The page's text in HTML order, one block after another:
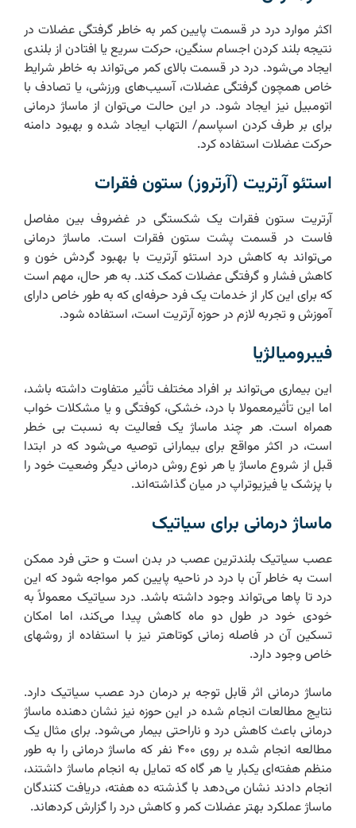
اکثر موارد درد در قسمت پایین کمر به خاطر گرفتگی عضلات در
نتیجه بلند کردن اجسام سنگین، حرکت سریع یا افتادن از بلندی
ایجاد می‌شود. درد در قسمت بالای کمر می‌تواند به خاطر شرایط
خاص همچون گرفتگی عضلات، آسیب‌های ورزشی، یا تصادف با
اتومبیل نیز ایجاد شود. در این حالت می‌توان از ماساژ درمانی
برای بر طرف کردن اسپاسم/ التهاب ایجاد شده و بهبود دامنه
حرکت عضلات استفاده کرد.
استئو آرتریت (آرتروز) ستون فقرات
آرتریت ستون فقرات یک شکستگی در غضروف بین مفاصل
فاست در قسمت پشت ستون فقرات است. ماساژ درمانی
می‌تواند به کاهش درد استئو آرتریت با بهبود گردش خون و
کاهش فشار و گرفتگی عضلات کمک کند. به هر حال، مهم است
که برای این کار از خدمات یک فرد حرفه‌ای که به طور خاص دارای
آموزش و تجربه لازم در حوزه آرتریت است، استفاده شود.
فیبرومیالژیا
این بیماری می‌تواند بر افراد مختلف تأثیر متفاوت داشته باشد،
اما این تأثیرمعمولا با درد، خشکی، کوفتگی و یا مشکلات خواب
همراه است. هر چند ماساژ یک فعالیت به نسبت بی خطر
است، در اکثر مواقع برای بیمارانی توصیه می‌شود که در ابتدا
قبل از شروع ماساژ یا هر نوع روش درمانی دیگر وضعیت خود را
با پزشک یا فیزیوتراپ در میان گذاشته‌اند.
ماساژ درمانی برای سیاتیک
عصب سیاتیک بلندترین عصب در بدن است و حتی فرد ممکن
است به خاطر آن با درد در ناحیه پایین کمر مواجه شود که این
درد تا پاها می‌تواند وجود داشته باشد. درد سیاتیک معمولاً به
خودی خود در طول دو ماه کاهش پیدا می‌کند، اما امکان
تسکین آن در فاصله زمانی کوتاهتر نیز با استفاده از روشهای
خاص وجود دارد.
ماساژ درمانی اثر قابل توجه بر درمان درد عصب سیاتیک دارد.
نتایج مطالعات انجام شده در این حوزه نیز نشان دهنده ماساژ
درمانی باعث کاهش درد و ناراحتی بیمار می‌شود. برای مثال یک
مطالعه انجام شده بر روی ۴۰۰ نفر که ماساژ درمانی را به طور
منظم هفته‌ای یکبار یا هر گاه که تمایل به انجام ماساژ داشتند،
انجام دادند نشان می‌دهد با گذشته ده هفته، دریافت کنندگان
ماساژ عملکرد بهتر عضلات کمر و کاهش درد را گزارش کردهاند.